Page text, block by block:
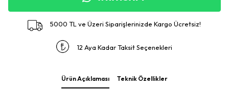
5000 TL ve Üzeri Siparişlerinizde Kargo Ücretsiz!
12 Aya Kadar Taksit Seçenekleri
Ürün Açıklaması Teknik Özellikler